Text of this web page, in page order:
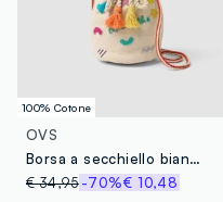
100% Cotone
OVS
Borsa a secchiello bianca in puro cotone con dettagli crochet colorati
€ 34,95-70%€ 10,48